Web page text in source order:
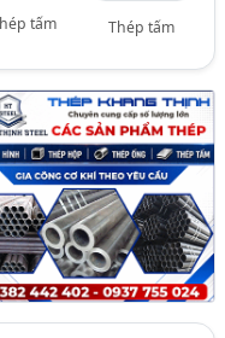
tấm Thép tấm